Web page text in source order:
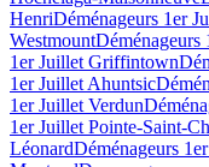
HenriDéménageurs 1er
WestmountDéménageurs
1er Juillet Griffintown
1er Juillet Ahuntsic
1er Juillet Verdun
1er Juillet Pointe-Saint-
LéonardDéménageurs